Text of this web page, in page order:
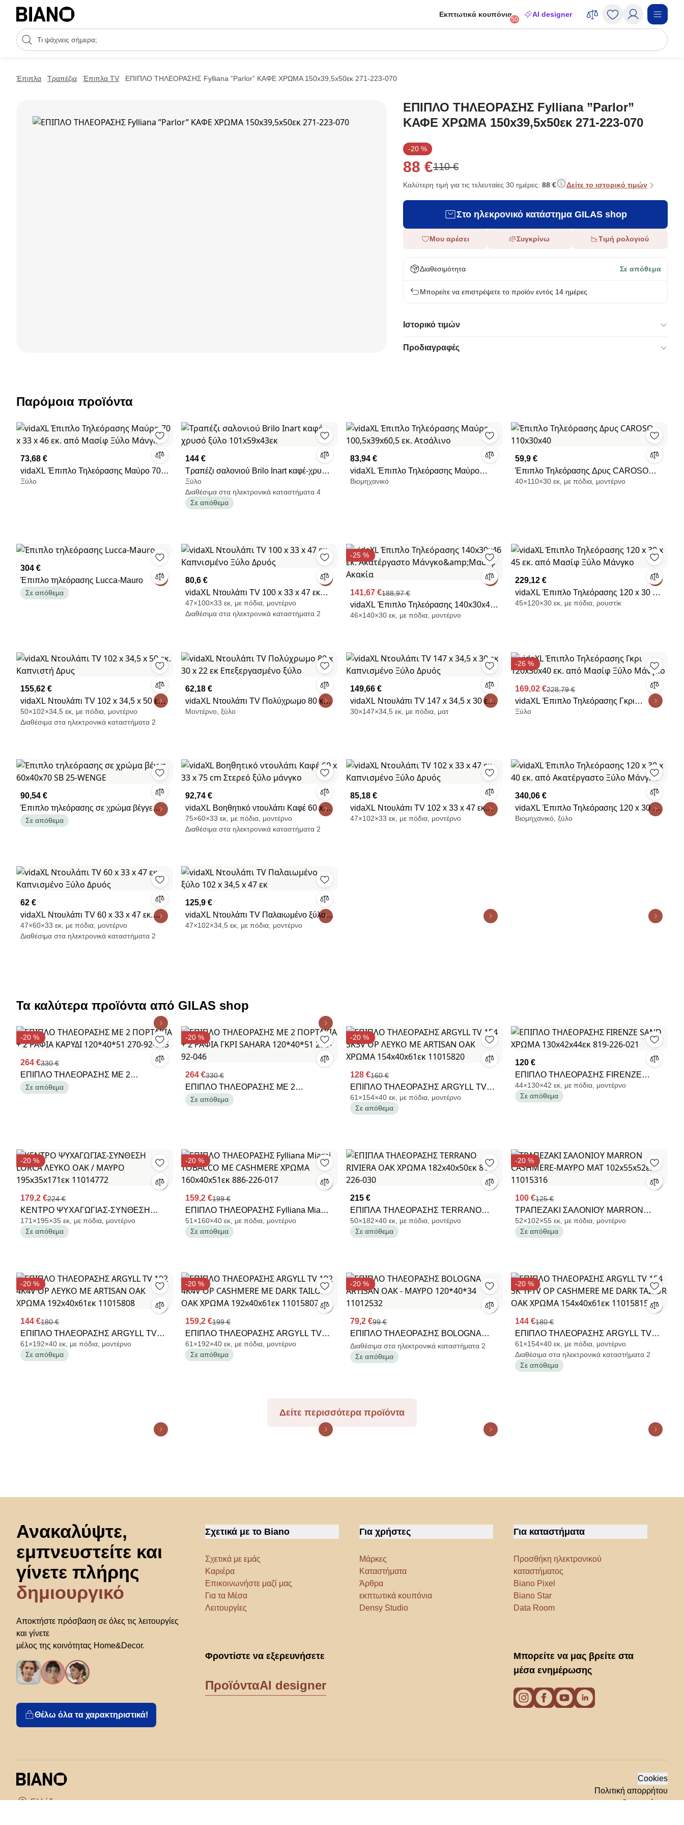
Μετάβαση στο περιεχόμενο
Πεδίο αναζήτησης
Εκπτωτικά κουπόνια
50
AI designer
Έπιπλα Τραπέζια Έπιπλα TV ΕΠΙΠΛΟ ΤΗΛΕΟΡΑΣΗΣ Fylliana ”Parlor” ΚΑΦΕ ΧΡΩΜΑ 150x39,5x50εκ 271-223-070
ΕΠΙΠΛΟ ΤΗΛΕΟΡΑΣΗΣ Fylliana ”Parlor”
ΚΑΦΕ ΧΡΩΜΑ 150x39,5x50εκ 271-223-070
-20 %
88 €110 €
Καλύτερη τιμή για τις τελευταίες 30 ημέρες: 88 € Δείτε το ιστορικό τιμών
Στο ηλεκρονικό κατάστημα GILAS shop
Μου αρέσει Συγκρίνω Τιμή ρολογιού
Διαθεσιμότητα Σε απόθεμα
Μπορείτε να επιστρέψετε το προϊόν εντός 14 ημέρες
Ιστορικό τιμών
Προδιαγραφές
Παρόμοια προϊόντα
73,68 €
vidaXL Έπιπλο Τηλεόρασης Μαύρο 70 x
33 x 46 εκ. από Μασίφ Ξύλο Μάνγκο
Ξύλο
144 €
Τραπέζι σαλονιού Brilo Inart καφέ-χρυσό
ξύλο 101x59x43εκ
Ξύλο
Διαθέσιμα στα ηλεκτρονικά καταστήματα 4
Σε απόθεμα
83,94 €
vidaXL Έπιπλο Τηλεόρασης Μαύρο
100,5x39x60,5 εκ. Ατσάλινο
Βιομηχανικό
59,9 €
Έπιπλο Τηλεόρασης Δρυς CAROSO
110x30x40
40×110×30 εκ, με πόδια, μοντέρνο
304 €
Έπιπλο τηλεόρασης Lucca-Mauro
Σε απόθεμα
80,6 €
vidaXL Ντουλάπι TV 100 x 33 x 47 εκ
Καπνισμένο Ξύλο Δρυός
47×100×33 εκ, με πόδια, μοντέρνο
Διαθέσιμα στα ηλεκτρονικά καταστήματα 2
-25 %
141,67 €188,97 €
vidaXL Έπιπλο Τηλεόρασης 140x30x46
εκ. Ακατέργαστο Μάνγκο&amp;Μασίφ
46×140×30 εκ, με πόδια, μοντέρνο
229,12 €
vidaXL Έπιπλο Τηλεόρασης 120 x 30 x
45 εκ. από Μασίφ Ξύλο Μάνγκο
45×120×30 εκ, με πόδια, ρουστίκ
155,62 €
vidaXL Ντουλάπι TV 102 x 34,5 x 50 εκ.
Καπνιστή Δρυς
50×102×34,5 εκ, με πόδια, μοντέρνο
Διαθέσιμα στα ηλεκτρονικά καταστήματα 2
62,18 €
vidaXL Ντουλάπι TV Πολύχρωμο 80 x
30 x 22 εκ Επεξεργασμένο ξύλο
Μοντέρνο, ξύλο
149,66 €
vidaXL Ντουλάπι TV 147 x 34,5 x 30 εκ
Καπνισμένο Ξύλο Δρυός
30×147×34,5 εκ, με πόδια, ματ
-26 %
169,02 €228,79 €
vidaXL Έπιπλο Τηλεόρασης Γκρι
120x30x40 εκ. από Μασίφ Ξύλο Μάνγκο
Ξύλο
90,54 €
Έπιπλο τηλεόρασης σε χρώμα βέγγε
60x40x70 SB 25-WENGE
Σε απόθεμα
92,74 €
vidaXL Βοηθητικό ντουλάπι Καφέ 60 x
33 x 75 cm Στερεό ξύλο μάνγκο
75×60×33 εκ, με πόδια, μοντέρνο
Διαθέσιμα στα ηλεκτρονικά καταστήματα 2
85,18 €
vidaXL Ντουλάπι TV 102 x 33 x 47 εκ
Καπνισμένο Ξύλο Δρυός
47×102×33 εκ, με πόδια, μοντέρνο
340,06 €
vidaXL Έπιπλο Τηλεόρασης 120 x 30 x
40 εκ. από Ακατέργαστο Ξύλο Μάνγκο
Βιομηχανικό, ξύλο
62 €
vidaXL Ντουλάπι TV 60 x 33 x 47 εκ.
Καπνισμένο Ξύλο Δρυός
47×60×33 εκ, με πόδια, μοντέρνο
Διαθέσιμα στα ηλεκτρονικά καταστήματα 2
125,9 €
vidaXL Ντουλάπι TV Παλαιωμένο ξύλο
102 x 34,5 x 47 εκ
47×102×34,5 εκ, με πόδια, μοντέρνο
Τα καλύτερα προϊόντα από GILAS shop
-20 %
264 €330 €
ΕΠΙΠΛΟ ΤΗΛΕΟΡΑΣΗΣ ΜΕ 2
ΠΟΡΤΑΚΙΑ + 2 ΡΑΦΙΑ ΚΑΡΥΔΙ
Σε απόθεμα
-20 %
264 €330 €
ΕΠΙΠΛΟ ΤΗΛΕΟΡΑΣΗΣ ΜΕ 2
ΠΟΡΤΑΚΙΑ + 2 ΡΑΦΙΑ ΓΚΡΙ SAHARA
Σε απόθεμα
-20 %
128 €160 €
ΕΠΙΠΛΟ ΤΗΛΕΟΡΑΣΗΣ ARGYLL TV
154 3K3V OP ΛΕΥΚΟ ΜΕ ARTISAN
OAK ΧΡΩΜΑ 154x40x61εκ 11015820
61×154×40 εκ, με πόδια, μοντέρνο
Σε απόθεμα
120 €
ΕΠΙΠΛΟ ΤΗΛΕΟΡΑΣΗΣ FIRENZE
SAND ΧΡΩΜΑ 130x42x44εκ 819-226-
021
44×130×42 εκ, με πόδια, μοντέρνο
Σε απόθεμα
-20 %
179,2 €224 €
ΚΕΝΤΡΟ ΨΥΧΑΓΩΓΙΑΣ-ΣΥΝΘΕΣΗ
LORCA ΛΕΥΚΟ OAK / ΜΑΥΡΟ
195x35x171εκ 11014772
171×195×35 εκ, με πόδια, μοντέρνο
Σε απόθεμα
-20 %
159,2 €199 €
ΕΠΙΠΛΟ ΤΗΛΕΟΡΑΣΗΣ Fylliana Miami
TOBACCO ΜΕ CASHMERE ΧΡΩΜΑ
160x40x51εκ 886-226-017
51×160×40 εκ, με πόδια, μοντέρνο
Σε απόθεμα
215 €
ΕΠΙΠΛΑ ΤΗΛΕΟΡΑΣΗΣ TERRANO
RIVIERA OAK ΧΡΩΜΑ 182x40x50εκ
819-226-030
50×182×40 εκ, με πόδια, μοντέρνο
Σε απόθεμα
-20 %
100 €125 €
ΤΡΑΠΕΖΑΚΙ ΣΑΛΟΝΙΟΥ MARRON
CASHMERE-ΜΑΥΡΟ ΜΑΤ 102x55x52εκ
11015316
52×102×55 εκ, με πόδια, μοντέρνο
Σε απόθεμα
-20 %
144 €180 €
ΕΠΙΠΛΟ ΤΗΛΕΟΡΑΣΗΣ ARGYLL TV
192 4K4V OP ΛΕΥΚΟ ΜΕ ARTISAN
OAK ΧΡΩΜΑ 192x40x61εκ 11015808
61×192×40 εκ, με πόδια, μοντέρνο
Σε απόθεμα
-20 %
159,2 €199 €
ΕΠΙΠΛΟ ΤΗΛΕΟΡΑΣΗΣ ARGYLL TV
192 4K4V OP CASHMERE ΜΕ DARK
TAILOR OAK ΧΡΩΜΑ 192x40x61εκ
61×192×40 εκ, με πόδια, μοντέρνο
Σε απόθεμα
-20 %
79,2 €99 €
ΕΠΙΠΛΟ ΤΗΛΕΟΡΑΣΗΣ BOLOGNA
ARTISAN OAK - ΜΑΥΡΟ 120*40*34
11012532
Διαθέσιμα στα ηλεκτρονικά καταστήματα 2
Σε απόθεμα
-20 %
144 €180 €
ΕΠΙΠΛΟ ΤΗΛΕΟΡΑΣΗΣ ARGYLL TV
154 3K 1F1V OP CASHMERE ΜΕ
DARK TAILOR OAK ΧΡΩΜΑ
154x40x61εκ 11015815
61×154×40 εκ, με πόδια, μοντέρνο
Διαθέσιμα στα ηλεκτρονικά καταστήματα 2
Σε απόθεμα
Δείτε περισσότερα προϊόντα
Ανακαλύψτε,
εμπνευστείτε και
γίνετε πλήρης
δημιουργικό
Αποκτήστε πρόσβαση σε όλες τις λειτουργίες
και γίνετε
μέλος της κοινότητας Home&Decor.
Θέλω όλα τα χαρακτηριστικά!
Σχετικά με το Biano
Σχετικά με εμάς
Καριέρα
Επικοινωνήστε μαζί μας
Για τα Μέσα
Λειτουργίες
Για χρήστες
Μάρκες
Καταστήματα
Άρθρα
εκπτωτικά κουπόνια
Densy Studio
Για καταστήματα
Προσθήκη ηλεκτρονικού
καταστήματος
Biano Pixel
Biano Star
Data Room
Φροντίστε να εξερευνήσετε
ΠροϊόνταAI designer
Μπορείτε να μας βρείτε στα
μέσα ενημέρωσης
Cookies
Πολιτική απορρήτου
Οροι χρήσης